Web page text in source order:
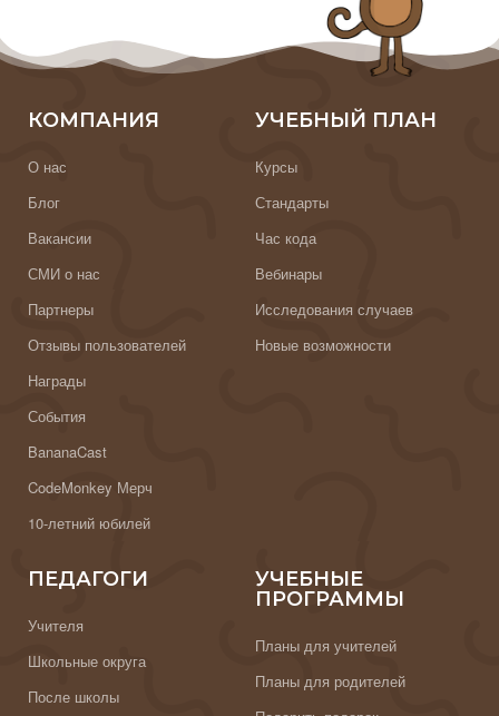
КОМПАНИЯ
О нас
Блог
Вакансии
СМИ о нас
Партнеры
Отзывы пользователей
Награды
События
BananaCast
CodeMonkey Мерч
10-летний юбилей
УЧЕБНЫЙ ПЛАН
Курсы
Стандарты
Час кода
Вебинары
Исследования случаев
Новые возможности
ПЕДАГОГИ
Учителя
Школьные округа
После школы
УЧЕБНЫЕ
ПРОГРАММЫ
Планы для учителей
Планы для родителей